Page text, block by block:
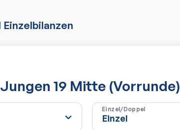
19 Mitte (Vorrunde)
Einzel/Doppel